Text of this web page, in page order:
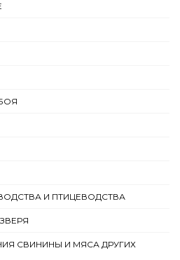
И ПТИЦЕВОДСТВА
СВИНИНЫ И МЯСА ДРУГИХ